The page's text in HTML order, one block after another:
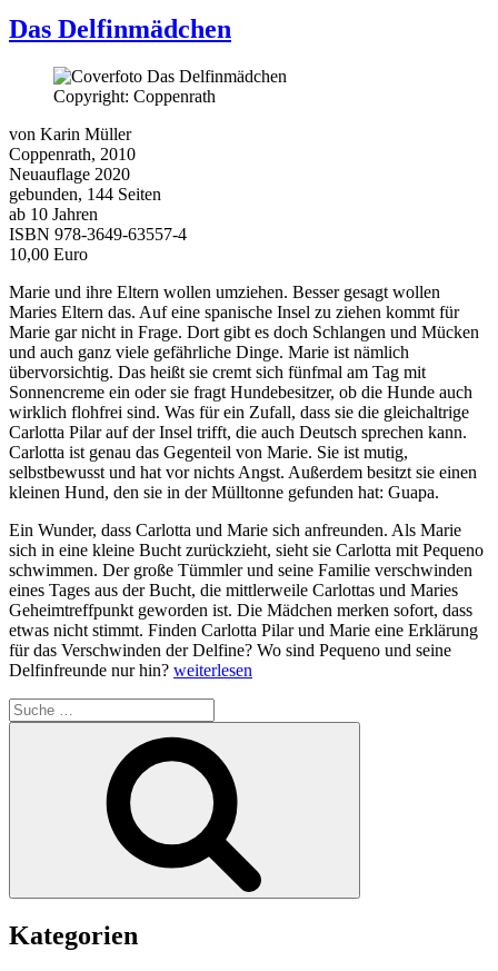
Das Delfinmädchen
Copyright: Coppenrath
von Karin Müller
Coppenrath, 2010
Neuauflage 2020
gebunden, 144 Seiten
ab 10 Jahren
ISBN 978-3649-63557-4
10,00 Euro
Marie und ihre Eltern wollen umziehen. Besser gesagt wollen
Maries Eltern das. Auf eine spanische Insel zu ziehen kommt für
Marie gar nicht in Frage. Dort gibt es doch Schlangen und Mücken
und auch ganz viele gefährliche Dinge. Marie ist nämlich
übervorsichtig. Das heißt sie cremt sich fünfmal am Tag mit
Sonnencreme ein oder sie fragt Hundebesitzer, ob die Hunde auch
wirklich flohfrei sind. Was für ein Zufall, dass sie die gleichaltrige
Carlotta Pilar auf der Insel trifft, die auch Deutsch sprechen kann.
Carlotta ist genau das Gegenteil von Marie. Sie ist mutig,
selbstbewusst und hat vor nichts Angst. Außerdem besitzt sie einen
kleinen Hund, den sie in der Mülltonne gefunden hat: Guapa.
Ein Wunder, dass Carlotta und Marie sich anfreunden. Als Marie
sich in eine kleine Bucht zurückzieht, sieht sie Carlotta mit Pequeno
schwimmen. Der große Tümmler und seine Familie verschwinden
eines Tages aus der Bucht, die mittlerweile Carlottas und Maries
Geheimtreffpunkt geworden ist. Die Mädchen merken sofort, dass
etwas nicht stimmt. Finden Carlotta Pilar und Marie eine Erklärung
für das Verschwinden der Delfine? Wo sind Pequeno und seine
Delfinfreunde nur hin? „Das
weiterlesen
Suche
nach:
Kategorien